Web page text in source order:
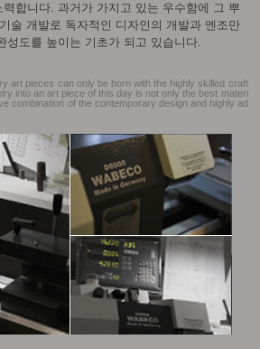
합니다. 과거가 가지고 있는 우수함에 그 뿌
술 개발로 독자적인 디자인의 개발과 엔조만
성도를 높이는 기초가 되고 있습니다.
art pieces can only be born with the highly skilled craft
into an art piece of this day is not only the best materi
combination of the contemporary design and highly ad